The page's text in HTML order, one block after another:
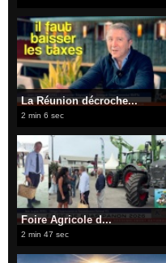
​La Réunion décroche...
2 min 6 sec
Foire Agricole d...
2 min 47 sec